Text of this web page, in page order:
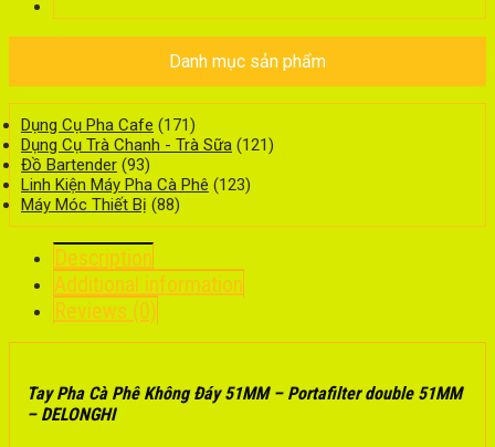
Danh mục sản phẩm
Dụng Cụ Pha Cafe (171)
Dụng Cụ Trà Chanh - Trà Sữa (121)
Đồ Bartender (93)
Linh Kiện Máy Pha Cà Phê (123)
Máy Móc Thiết Bị (88)
Description
Additional information
Reviews (0)
Tay Pha Cà Phê Không Đáy 51MM – Portafilter double 51MM
– DELONGHI